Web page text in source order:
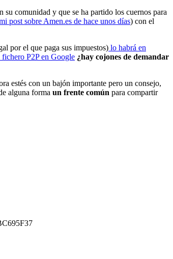
comunidad y que se ha partido los cuernos para
post sobre Amen.es de hace unos días) con el
por el que paga sus impuestos) lo habrá en
fichero P2P en Google ¿hay cojones de demandar
estés con un bajón importante pero un consejo,
alguna forma un frente común para compartir